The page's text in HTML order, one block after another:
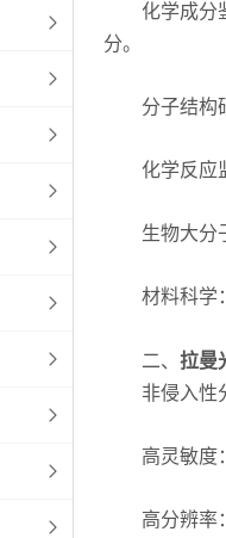
化学成分鉴
分。
分子结构研
化学反应监
生物大分子
材料科学：
二、 拉曼
非侵入性分
高灵敏度：
高分辨率：